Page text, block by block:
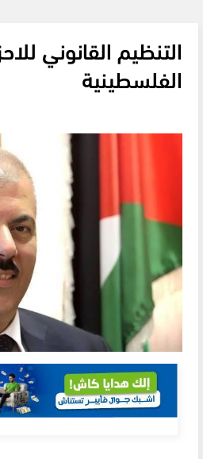
التنظيم القانوني
الفلسطينية